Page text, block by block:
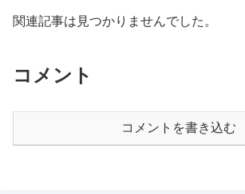
関連記事は見つかりませんでした。
コメント
コメントを書き込む